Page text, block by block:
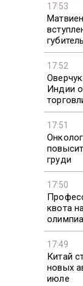
17:53
17:52
Индии
17:51
груди
17:50
квота
17:49
Китай
новых
июле